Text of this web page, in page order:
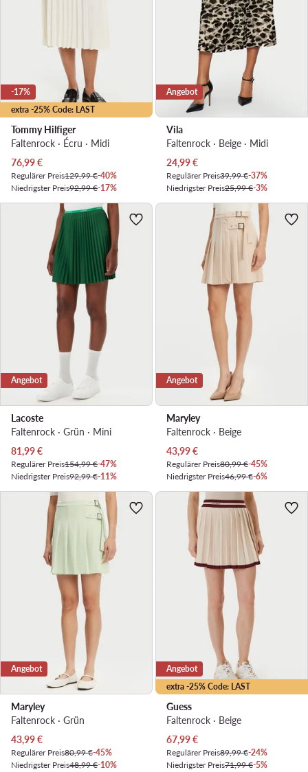
extra -25% Code: LAST
-17%
Tommy Hilfiger
Faltenrock · Écru · Midi
Aktueller Preis
76,99€
Regulärer Preis129,99 €-40%
Niedrigster Preis92,99 €-17%
Angebot
Vila
Faltenrock · Beige · Midi
Aktueller Preis
24,99€
Regulärer Preis39,99 €-37%
Niedrigster Preis25,99 €-3%
Angebot
Lacoste
Faltenrock · Grün · Mini
Aktueller Preis
81,99€
Regulärer Preis154,99 €-47%
Niedrigster Preis92,99 €-11%
Angebot
Maryley
Faltenrock · Beige
Aktueller Preis
43,99€
Regulärer Preis80,99 €-45%
Niedrigster Preis46,99 €-6%
Angebot
Maryley
Faltenrock · Grün
Aktueller Preis
43,99€
Regulärer Preis80,99 €-45%
Niedrigster Preis48,99 €-10%
extra -25% Code: LAST
Angebot
Guess
Faltenrock · Beige
Aktueller Preis
67,99€
Regulärer Preis89,99 €-24%
Niedrigster Preis71,99 €-5%